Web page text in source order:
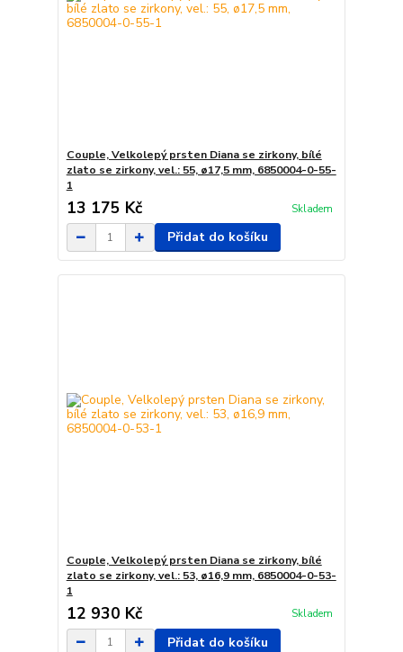
Couple, Velkolepý prsten Diana se zirkony, bílé
zlato se zirkony, vel.: 55, ø17,5 mm, 6850004-0-55-
1
13 175 Kč Skladem
Přidat do košíku
Couple, Velkolepý prsten Diana se zirkony, bílé
zlato se zirkony, vel.: 53, ø16,9 mm, 6850004-0-53-
1
12 930 Kč Skladem
Přidat do košíku